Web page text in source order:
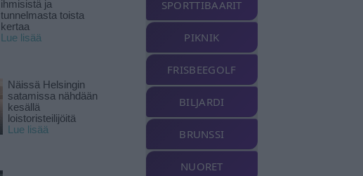
ihmisistä ja
tunnelmasta toista
kertaa
Lue lisää
Näissä Helsingin
satamissa nähdään
kesällä
loistoristeilijöitä
Lue lisää
SPORTTIBAARIT
PIKNIK
FRISBEEGOLF
BILJARDI
BRUNSSI
NUORET